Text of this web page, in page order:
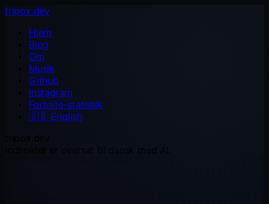
tripox.dev
Hjem
Blog
Om
Musik
Github
Instagram
Fortnite-statistik
🇬🇧 English
Indholdet er oversat til dansk med AI.